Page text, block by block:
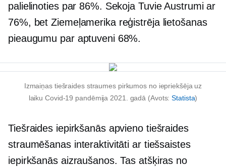
palielinoties par 86%. Sekoja Tuvie Austrumi ar
76%, bet Ziemeļamerika reģistrēja lietošanas
pieaugumu par aptuveni 68%.
Izmaiņas tiešraides straumes pirkumos no iepriekšēja uz
laikuCovid-19 pandēmija 2021. gadā (Avots:Statista)
Tiešraides iepirkšanās apvieno tiešraides
straumēšanas interaktivitāti ar tiešsaistes
iepirkšanās aizraušanos. Tas atšķiras no